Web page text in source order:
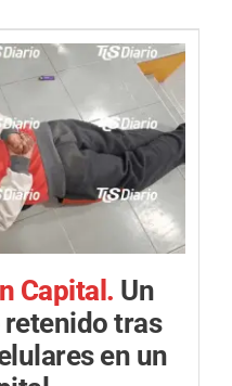
Capital. Un
tras
en un